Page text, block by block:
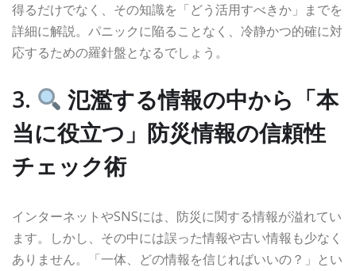
得るだけでなく、その知識を「どう活用すべきか」までを
詳細に解説。パニックに陥ることなく、冷静かつ的確に対
応するための羅針盤となるでしょう。
3.
氾濫する情報の中から「本
当に役立つ」防災情報の信頼性
チェック術
インターネットやSNSには、防災に関する情報が溢れてい
ます。しかし、その中には誤った情報や古い情報も少なく
ありません。「一体、どの情報を信じればいいの？」とい